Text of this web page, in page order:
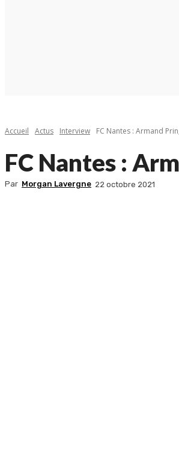
Accueil Actus Interview FC Nantes : Armand
FC Nantes :
Par Morgan Lavergne 22 octobre 2021